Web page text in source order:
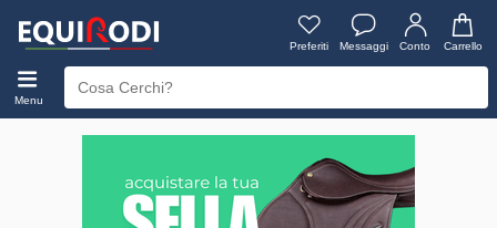
Preferiti Messaggi Conto Carrello
Menu